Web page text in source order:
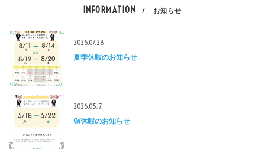
INFORMATION / お知らせ
2026.07.28
夏季休暇のお知らせ
2026.05.17
GW休暇のお知らせ